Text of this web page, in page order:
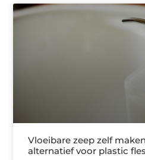
Vloeibare zeep zelf
alternatief voor plastic